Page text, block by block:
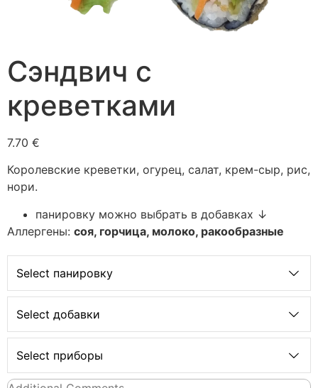
Сэндвич с
креветками
7.70 €
Королевские креветки, огурец, салат, крем-сыр, рис,
нори.
панировку можно выбрать в добавках ↓
Аллергены: соя, горчица, молоко, ракообразные
Select панировку
Select добавки
Select приборы